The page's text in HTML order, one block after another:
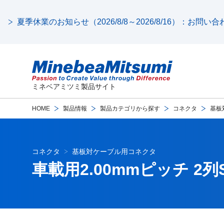
夏季休業のお知らせ（2026/8/8～2026/8/16）：お問い
ミネベアミツミ製品サイト
HOME 製品情報 製品カテゴリから探す コネクタ 基板
コネクタ 基板対ケーブル用コネクタ
車載用2.00mmピッチ 2